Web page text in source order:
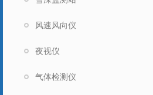
风速风向仪
夜视仪
气体检测仪